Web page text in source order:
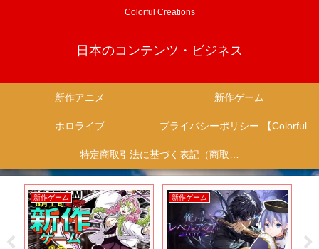
Colorful Creations
日本のコンテンツ・ビジネス
新作アニメ 新作ゲーム
ホロライブ プライバシーポリシー 【Colorful Creation】
特定商取引法に基づく表記（商取引に関する開示）
作ゲーム 新作ゲーム 新作ゲーム